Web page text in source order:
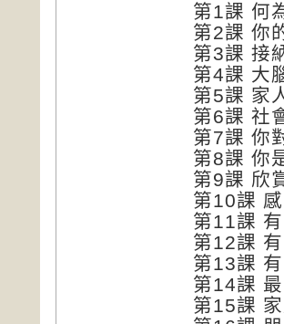
第1課 何
第2課 你
第3課 接
第4課 大
第5課 家
第6課 社
第7課 你
第8課 你
第9課 欣
第10課
第11課
第12課
第13課
第14課
第15課